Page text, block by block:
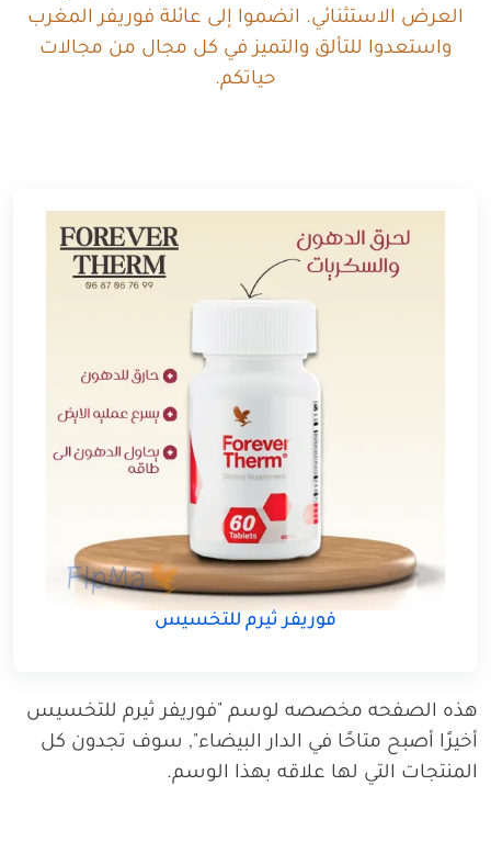
العرض الاستثنائي. انضموا إلى عائلة فوريفر المغرب
واستعدوا للتألق والتميز في كل مجال من مجالات
حياتكم.
فوريفر ثيرم للتخسيس
هذه الصفحه مخصصه لوسم "فوريفر ثيرم للتخسيس
أخيرًا أصبح متاحًا في الدار البيضاء", سوف تجدون كل
المنتجات التي لها علاقه بهذا الوسم.